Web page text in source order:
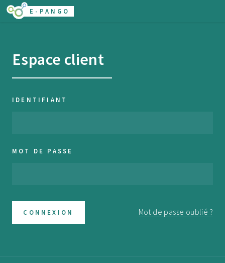
E-PANGO
Espace client
IDENTIFIANT
MOT DE PASSE
Mot de passe oublié ?